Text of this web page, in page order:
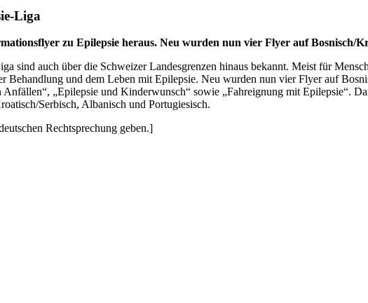
Liga
zu Epilepsie heraus. Neu wurden nun vier Flyer auf Bosnisch/
sind auch über die Schweizer Landesgrenzen hinaus bekannt. Meist für
Behandlung und dem Leben mit Epilepsie. Neu wurden nun vier Flyer auf
„Epilepsie und Kinderwunsch“ sowie „Fahreignung mit Epilepsie“.
Serbisch, Albanisch und Portugiesisch.
Rechtsprechung geben.]